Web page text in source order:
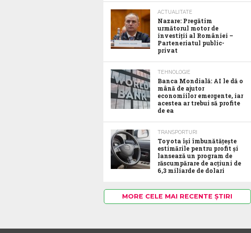
ACTUALITATE
Nazare: Pregătim
următorul motor de
investiții al României –
Parteneriatul public-
privat
TEHNOLOGIE
Banca Mondială: AI le dă o
mână de ajutor
economiilor emergente, iar
acestea ar trebui să profite
de ea
TRANSPORTURI
Toyota îşi îmbunătăţeşte
estimările pentru profit şi
lansează un program de
răscumpărare de acţiuni de
6,3 miliarde de dolari
MORE CELE MAI RECENTE ȘTIRI